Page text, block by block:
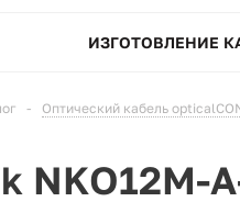
ИЗГОТОВЛЕНИЕ
- Оптический кабель
NKO12M-